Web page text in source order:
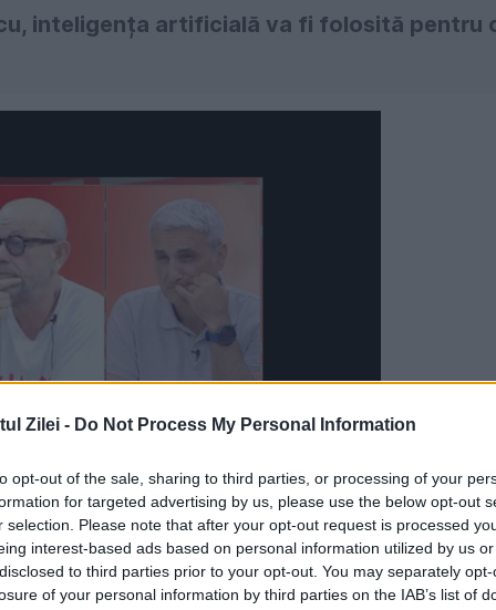
Zilei - Do Not Process My Personal Information
opt-out of the sale, sharing to third parties, or processing of your
for targeted advertising by us, please use the below opt-out
selection. Please note that after your opt-out request is processed
interest-based ads based on personal information utilized by us
to third parties prior to your opt-out. You may separately
of your personal information by third parties on the IAB’s list of
inteligența artificială va fi folosită pentru
acest târg de Crăciun au început din vară.